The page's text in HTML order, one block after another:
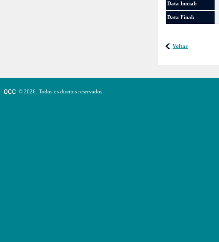
Data Inicial:
Data Final:
Voltar
© 2026. Todos os direitos reservados